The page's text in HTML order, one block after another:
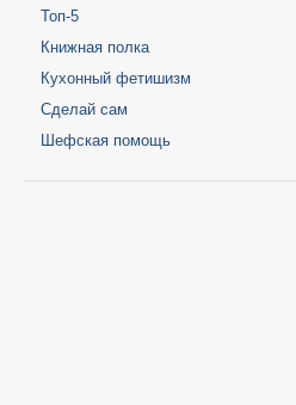
Топ-5
Книжная полка
Кухонный фетишизм
Сделай сам
Шефская помощь